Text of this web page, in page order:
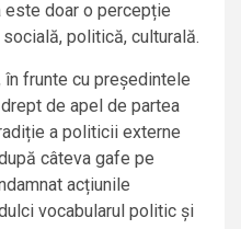
doar o percepție
politică, culturală.
în frunte cu președintele
de apel de partea
a politicii externe
câteva gafe pe
acțiunile
vocabularul politic și